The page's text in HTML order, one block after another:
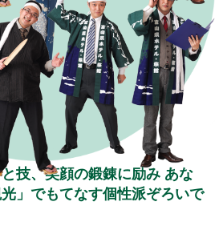
技、笑顔の鍛錬に励み あな
」でもてなす個性派ぞろいで